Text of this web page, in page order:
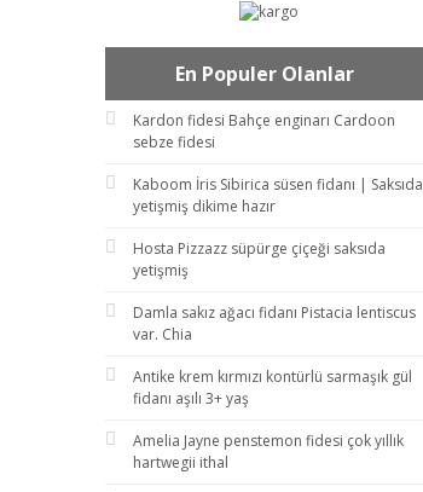
En Populer Olanlar
Kardon fidesi Bahçe enginarı Cardoon
sebze fidesi
Kaboom İris Sibirica süsen fidanı | Saksıda
yetişmiş dikime hazır
Hosta Pizzazz süpürge çiçeği saksıda
yetişmiş
Damla sakız ağacı fidanı Pistacia lentiscus
var. Chia
Antike krem kırmızı kontürlü sarmaşık gül
fidanı aşılı 3+ yaş
Amelia Jayne penstemon fidesi çok yıllık
hartwegii ithal